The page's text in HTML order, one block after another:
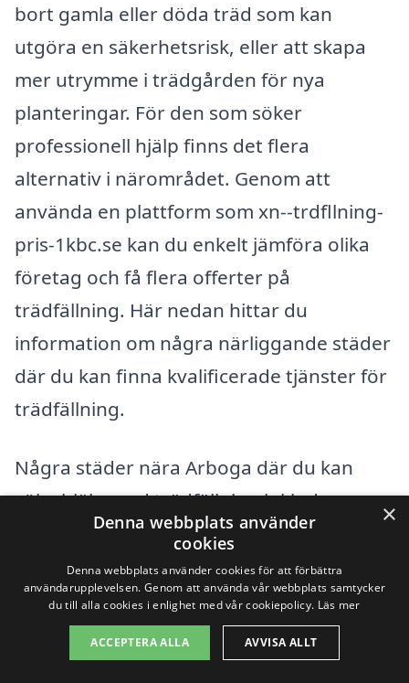
bort gamla eller döda träd som kan
utgöra en säkerhetsrisk, eller att skapa
mer utrymme i trädgården för nya
planteringar. För den som söker
professionell hjälp finns det flera
alternativ i närområdet. Genom att
använda en plattform som xn--trdfllning-
pris-1kbc.se kan du enkelt jämföra olika
företag och få flera offerter på
trädfällning. Här nedan hittar du
information om några närliggande städer
där du kan finna kvalificerade tjänster för
trädfällning.
Några städer nära Arboga där du kan
söka hjälp med trädfällning inkluderar:
Kungsör
Hallstahammar
×
Denna webbplats använder
cookies
Denna webbplats använder cookies för att förbättra
användarupplevelsen. Genom att använda vår webbplats samtycker
du till alla cookies i enlighet med vår cookiepolicy. Läs mer
ACCEPTERA ALLA AVVISA ALLT